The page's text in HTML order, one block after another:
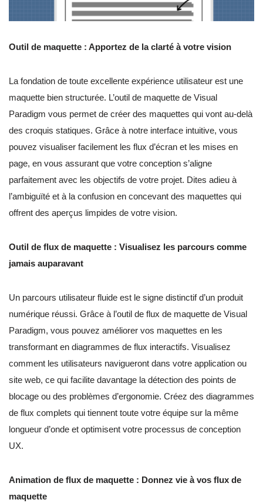
Outil de maquette : Apportez de la clarté à votre vision
La fondation de toute excellente expérience utilisateur est une
maquette bien structurée. L’outil de maquette de Visual
Paradigm vous permet de créer des maquettes qui vont au-delà
des croquis statiques. Grâce à notre interface intuitive, vous
pouvez visualiser facilement les flux d’écran et les mises en
page, en vous assurant que votre conception s’aligne
parfaitement avec les objectifs de votre projet. Dites adieu à
l’ambiguïté et à la confusion en concevant des maquettes qui
offrent des aperçus limpides de votre vision.
Outil de flux de maquette : Visualisez les parcours comme
jamais auparavant
Un parcours utilisateur fluide est le signe distinctif d’un produit
numérique réussi. Grâce à l’outil de flux de maquette de Visual
Paradigm, vous pouvez améliorer vos maquettes en les
transformant en diagrammes de flux interactifs. Visualisez
comment les utilisateurs navigueront dans votre application ou
site web, ce qui facilite davantage la détection des points de
blocage ou des problèmes d’ergonomie. Créez des diagrammes
de flux complets qui tiennent toute votre équipe sur la même
longueur d’onde et optimisent votre processus de conception
UX.
Animation de flux de maquette : Donnez vie à vos flux de
maquette